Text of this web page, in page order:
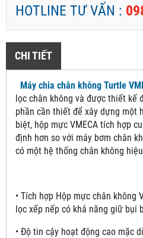
HOTLINE TƯ VẤN :
CHI TIẾT
Máy chia chân không Turtle
lọc chân không và được thiết kế
phần cần thiết để xây dựng một
biệt, hộp mực VMECA tích hợp
định hơn so với máy bơm chân
có một hệ thống chân không
• Tích hợp Hộp mực chân không
lọc xếp nếp có khả năng giữ bụi
• Độ tin cậy hoạt động cao mặc